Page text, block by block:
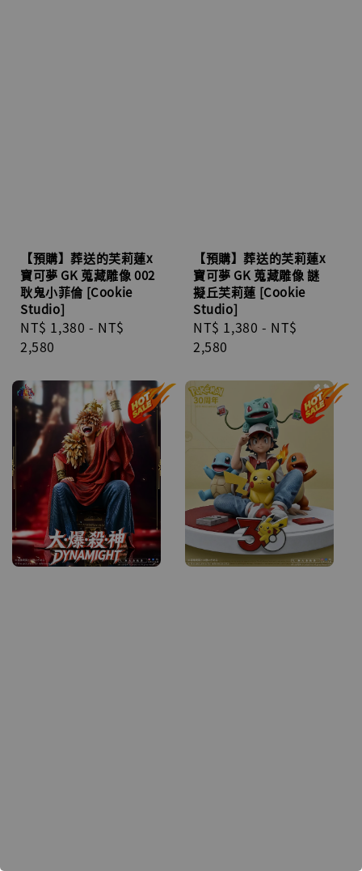
【預購】葬送的芙莉蓮x
寶可夢 GK 蒐藏雕像 002
耿鬼小菲倫 [Cookie
Studio]
Regular
price
NT$ 1,380 - NT$
2,580
【預購】葬送的芙莉蓮x
寶可夢 GK 蒐藏雕像 謎
擬丘芙莉蓮 [Cookie
Studio]
Regular
price
NT$ 1,380 - NT$
2,580